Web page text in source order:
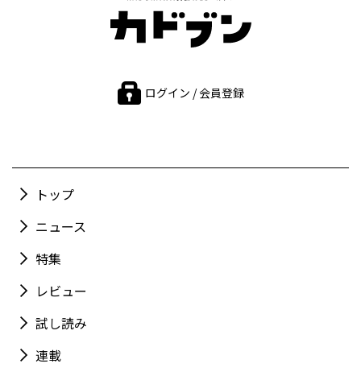
ログイン / 会員登録
トップ
ニュース
特集
レビュー
試し読み
連載